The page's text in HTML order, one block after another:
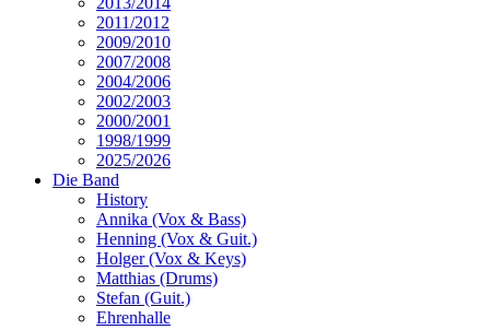
2011/2012
2009/2010
2007/2008
2004/2006
2002/2003
2000/2001
1998/1999
2025/2026
Die Band
History
Annika (Vox & Bass)
Henning (Vox & Guit.)
Holger (Vox & Keys)
Matthias (Drums)
Stefan (Guit.)
Ehrenhalle